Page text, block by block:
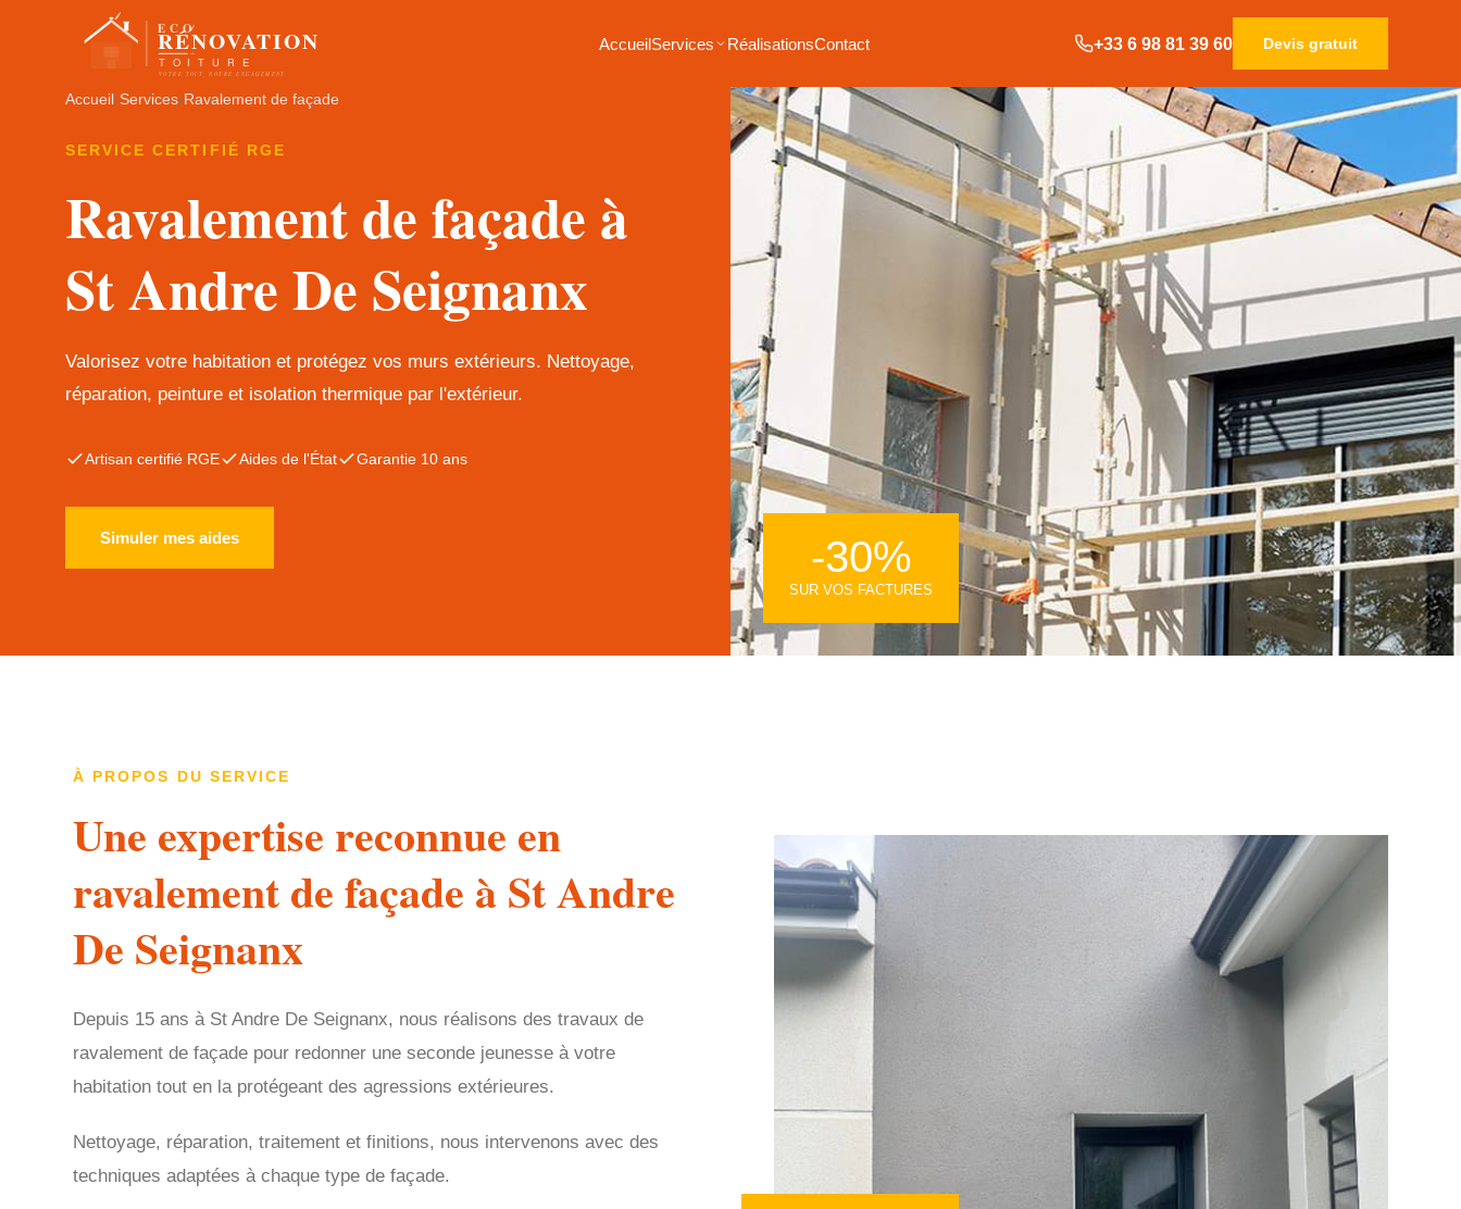
AccueilServices RéalisationsContact +33 6 98 81 39 60 Devis gratuit
Accueil ›Services› Ravalement de façade
SERVICE CERTIFIÉ RGE
Ravalement de façade à
St Andre De Seignanx
Valorisez votre habitation et protégez vos murs extérieurs. Nettoyage,
réparation, peinture et isolation thermique par l'extérieur.
Artisan certifié RGE Aides de l'État Garantie 10 ans
Simuler mes aides -30%
SUR VOS FACTURES
À PROPOS DU SERVICE
Une expertise reconnue en
ravalement de façade à St Andre
De Seignanx
Depuis 15 ans à St Andre De Seignanx, nous réalisons des travaux de
ravalement de façade pour redonner une seconde jeunesse à votre
habitation tout en la protégeant des agressions extérieures.
Nettoyage, réparation, traitement et finitions, nous intervenons avec des
techniques adaptées à chaque type de façade.